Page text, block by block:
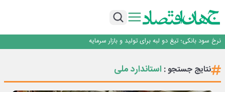
عبور فکور صنعت از مرز ۵۳ همت درآمد
نرخ سود بانکی؛ تیغ دو لبه برای تولید و بازار سرمایه
طلسم خانه‌سازی چینی‌ها در ایران شکسته می‌شود؟
عبور فکور صنعت از مرز ۵۳ همت درآمد
نتایج جستجو : استاندارد ملی